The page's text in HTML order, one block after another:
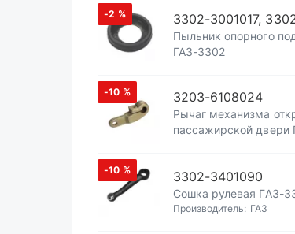
-2 % 3302-3001017,
Пыльник опорного
ГАЗ-3302
-10 % 3203-6108024
Рычаг механизма
пассажирской
-10 % 3302-3401090
Сошка рулевая ГАЗ-
Производитель: ГАЗ